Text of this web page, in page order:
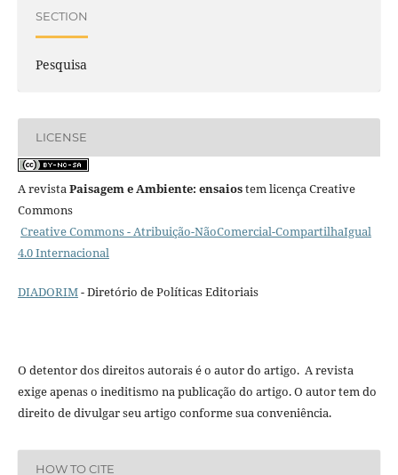
SECTION
Pesquisa
LICENSE
A revistaPaisagem e Ambiente: ensaiostem licença Creative
Commons
Creative Commons - Atribuição-NãoComercial-CompartilhaIgual
4.0 Internacional
DIADORIM- Diretório de Políticas Editoriais
O detentor dos direitos autorais é o autor do artigo. A revista
exige apenas o ineditismo na publicação do artigo. O autor tem do
direito de divulgar seu artigo conforme sua conveniência.
HOW TO CITE